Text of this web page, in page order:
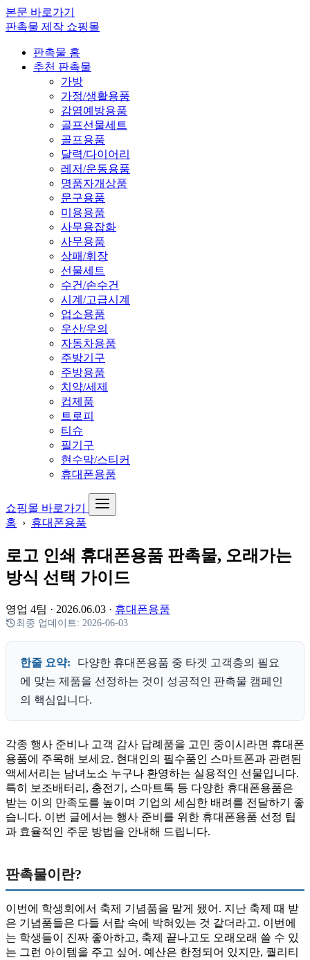
본문 바로가기
판촉물 제작 쇼핑몰
판촉물 홈
추천 판촉물
가방
가정/생활용품
감염예방용품
골프선물세트
골프용품
달력/다이어리
레저/운동용품
명품자개상품
문구용품
미용용품
사무용잡화
사무용품
상패/휘장
선물세트
수건/손수건
시계/고급시계
업소용품
우산/우의
자동차용품
주방기구
주방용품
치약/세제
컵제품
트로피
티슈
필기구
현수막/스티커
휴대폰용품
쇼핑몰 바로가기
홈 › 휴대폰용품
로고 인쇄 휴대폰용품 판촉물, 오래가는
방식 선택 가이드
영업 4팀 · 2026.06.03 · 휴대폰용품
최종 업데이트: 2026-06-03
한줄 요약:
다양한 휴대폰용품 중 타겟 고객층의 필요
에 맞는 제품을 선정하는 것이 성공적인 판촉물 캠페인
의 핵심입니다.
각종 행사 준비나 고객 감사 답례품을 고민 중이시라면 휴대폰
용품에 주목해 보세요. 현대인의 필수품인 스마트폰과 관련된
액세서리는 남녀노소 누구나 환영하는 실용적인 선물입니다.
특히 보조배터리, 충전기, 스마트톡 등 다양한 휴대폰용품은
받는 이의 만족도를 높이며 기업의 세심한 배려를 전달하기 좋
습니다. 이번 글에서는 행사 준비를 위한 휴대폰용품 선정 팁
과 효율적인 주문 방법을 안내해 드립니다.
판촉물이란?
이번에 학생회에서 축제 기념품을 맡게 됐어. 지난 축제 때 받
은 기념품들은 다들 서랍 속에 박혀있는 것 같더라고. 이번에
는 학생들이 진짜 좋아하고, 축제 끝나고도 오래오래 쓸 수 있
는 그런 아이템을 주고 싶어. 예산은 한정되어 있지만, 퀄리티